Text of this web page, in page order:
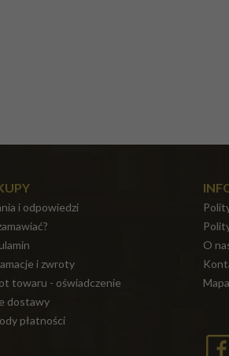
i odpowiedzi
i zwroty
towaru - oświadczenie
dostawy
płatności
O